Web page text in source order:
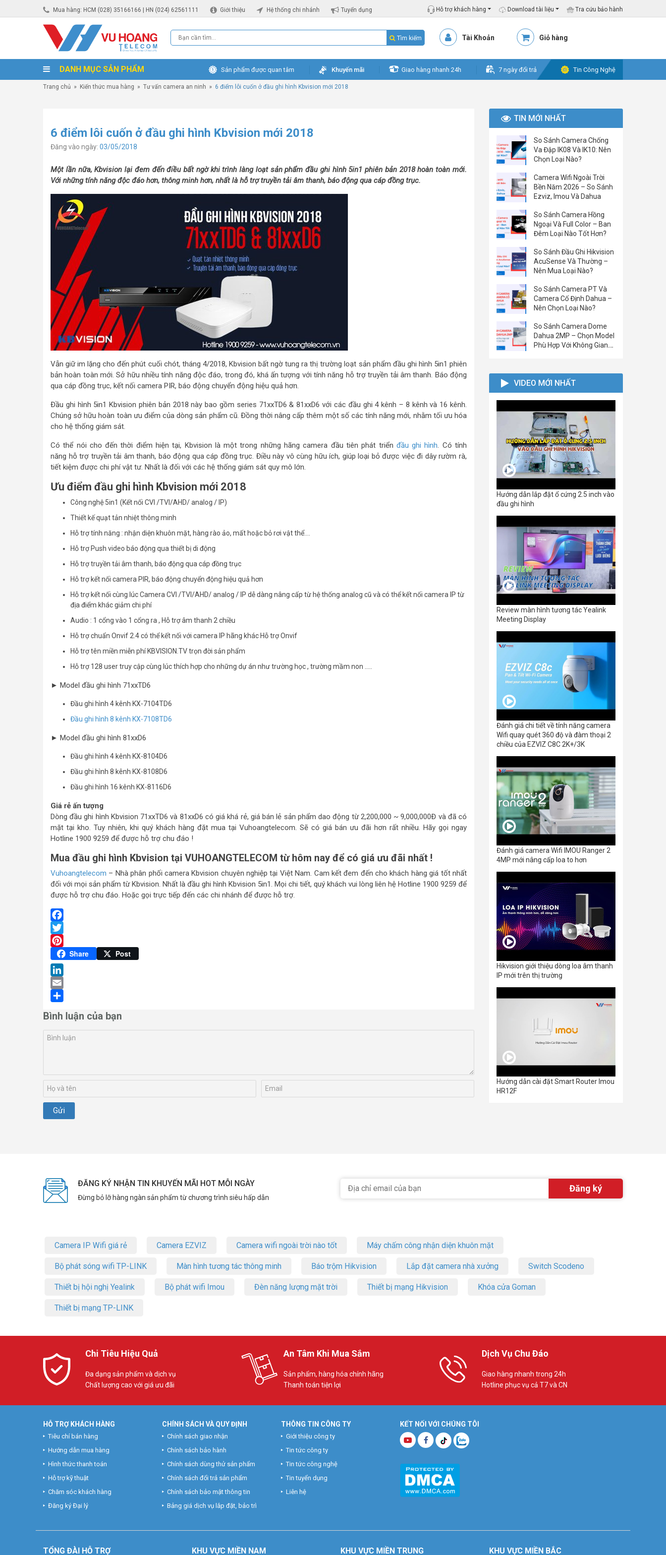
Mua hàng: HCM (028) 35166166 | HN (024) 62561111 Giới thiệu Hệ thống chi nhánh Tuyển dụng Hỗ trợ khách hàng Download tài liệu Tra cứu bảo hành
Tìm kiếm Tài Khoản Giỏ hàng
DANH MỤC SẢN PHẨM Sản phẩm được quan tâm Khuyến mãi Giao hàng nhanh 24h 7 ngày đổi trả Tin Công Nghệ
Trang chủ » Kiến thức mua hàng » Tư vấn camera an ninh » 6 điểm lôi cuốn ở đầu ghi hình Kbvision mới 2018
6 điểm lôi cuốn ở đầu ghi hình Kbvision mới 2018
Đăng vào ngày: 03/05/2018
​Một lần nữa, Kbvision lại đem đến điều bất ngờ khi trình làng loạt sản phẩm đầu ghi hình 5in1 phiên bản 2018 hoàn toàn mới.
Với những tính năng độc đáo hơn, thông minh hơn, nhất là hỗ trợ truyền tải âm thanh, báo động qua cáp đồng trục.
Vẫn giữ im lặng cho đến phút cuối chót, tháng 4/2018, Kbvision bất ngờ tung ra thị trường loạt sản phẩm đầu ghi hình 5in1 phiên
bản hoàn toàn mới. Sở hữu nhiều tính năng độc đáo, trong đó, khá ấn tượng với tính năng hỗ trợ truyền tải âm thanh. Báo động
qua cáp đồng trục, kết nối camera PIR, báo động chuyển động hiệu quả hơn.
Đầu ghi hình 5in1 Kbvision phiên bản 2018 này bao gồm series 71xxTD6 & 81xxD6 với các đầu ghi 4 kênh – 8 kênh và 16 kênh.
Chúng sở hữu hoàn toàn ưu điểm của dòng sản phẩm cũ. Đồng thời nâng cấp thêm một số các tính năng mới, nhằm tối ưu hóa
cho hệ thống giám sát.
Có thể nói cho đến thời điểm hiện tại, Kbvision là một trong những hãng camera đầu tiên phát triển đầu ghi hình. Có tính
năng hỗ trợ truyền tải âm thanh, báo động qua cáp đồng trục. Điều này vô cùng hữu ích, giúp loại bỏ được việc đi dây rườm rà,
tiết kiệm được chi phí vật tư. Nhất là đối với các hệ thống giám sát quy mô lớn.
Ưu điểm đầu ghi hình Kbvision mới 2018
Công nghệ 5in1 (Kết nối CVI /TVI/AHD/ analog / IP)
Thiết kế quạt tản nhiệt thông minh
Hỗ trợ tính năng : nhận diện khuôn mặt, hàng rào ảo, mất hoặc bỏ rơi vật thể….
Hỗ trợ Push video báo động qua thiết bị di động
Hỗ trợ truyền tải âm thanh, báo động qua cáp đồng trục
Hỗ trợ kết nối camera PIR, báo động chuyển động hiệu quả hơn
Hỗ trợ kết nối cùng lúc Camera CVI /TVI/AHD/ analog / IP dễ dàng nâng cấp từ hệ thống analog cũ và có thể kết nối camera IP từ
địa điểm khác giảm chi phí
Audio : 1 cổng vào 1 cổng ra , Hỗ trợ âm thanh 2 chiều
Hỗ trợ chuẩn Onvif 2.4 có thể kết nối với camera IP hãng khác Hỗ trợ Onvif
Hỗ trợ tên miền miễn phí KBVISION.TV trọn đời sản phẩm
Hỗ trợ 128 user truy cập cùng lúc thích hợp cho những dự án như trường học , trường mầm non …..
► Model đầu ghi hình 71xxTD6
Đầu ghi hình 4 kênh KX-7104TD6
Đầu ghi hình 8 kênh KX-7108TD6
► Model đầu ghi hình 81xxD6
Đầu ghi hình 4 kênh KX-8104D6
Đầu ghi hình 8 kênh KX-8108D6
Đầu ghi hình 16 kênh KX-8116D6
Giá rẻ ấn tượng
Dòng đầu ghi hình Kbvision 71xxTD6 và 81xxD6 có giá khá rẻ, giá bán lẻ sản phẩm dao động từ 2,200,000 ~ 9,000,000Đ và đã có
mặt tại kho. Tuy nhiên, khi quý khách hàng đặt mua tại Vuhoangtelecom. Sẽ có giá bán ưu đãi hơn rất nhiều. Hãy gọi ngay
Hotline 1900 9259 để được hỗ trợ chu đáo !
Mua đầu ghi hình Kbvision tại VUHOANGTELECOM từ hôm nay để có giá ưu đãi nhất !
Vuhoangtelecom – Nhà phân phối camera Kbvision chuyên nghiệp tại Việt Nam. Cam kết đem đến cho khách hàng giá tốt nhất
đối với mọi sản phẩm từ Kbvision. Nhất là đầu ghi hình Kbvision 5in1. Mọi chi tiết, quý khách vui lòng liên hệ Hotline 1900 9259 để
được hỗ trợ chu đáo. Hoặc gọi trực tiếp đến các chi nhánh để được hỗ trợ.
Facebook
Twitter
Pinterest
Share Post
LinkedIn
Email
Bình luận của bạn
TIN MỚI NHẤT
So Sánh Camera Chống
Va Đập IK08 Và IK10: Nên
Chọn Loại Nào?
Camera Wifi Ngoài Trời
Bền Năm 2026 – So Sánh
Ezviz, Imou Và Dahua
So Sánh Camera Hồng
Ngoại Và Full Color – Ban
Đêm Loại Nào Tốt Hơn?
So Sánh Đầu Ghi Hikvision
AcuSense Và Thường –
Nên Mua Loại Nào?
So Sánh Camera PT Và
Camera Cố Định Dahua –
Nên Chọn Loại Nào?
So Sánh Camera Dome
Dahua 2MP – Chọn Model
Phù Hợp Với Không Gian
VIDEO MỚI NHẤT
Hướng dẫn lắp đặt ổ cứng 2.5 inch vào
đầu ghi hình
Review màn hình tương tác Yealink
Meeting Display
Đánh giá chi tiết về tính năng camera
Wifi quay quét 360 độ và đàm thoại 2
chiều của EZVIZ C8C 2K+/3K
Đánh giá camera Wifi IMOU Ranger 2
4MP mới nâng cấp loa to hơn
Hikvision giới thiệu dòng loa âm thanh
IP mới trên thị trường
Hướng dẫn cài đặt Smart Router Imou
HR12F
ĐĂNG KÝ NHẬN TIN KHUYẾN MÃI HOT MỖI NGÀY
Đừng bỏ lỡ hàng ngàn sản phẩm từ chương trình siêu hấp dẫn
Camera IP Wifi giá rẻ Camera EZVIZ Camera wifi ngoài trời nào tốt Máy chấm công nhận diện khuôn mặt
Bộ phát sóng wifi TP-LINK Màn hình tương tác thông minh Báo trộm Hikvision Lắp đặt camera nhà xưởng Switch Scodeno
Thiết bị hội nghị Yealink Bộ phát wifi Imou Đèn năng lượng mặt trời Thiết bị mạng Hikvision Khóa cửa Goman
Thiết bị mạng TP-LINK
Chi Tiêu Hiệu Quả
Đa dạng sản phẩm và dịch vụ
Chất lượng cao với giá ưu đãi
An Tâm Khi Mua Sắm
Sản phẩm, hàng hóa chính hãng
Thanh toán tiện lợi
Dịch Vụ Chu Đáo
Giao hàng nhanh trong 24h
Hotline phục vụ cả T7 và CN
KẾT NỐI VỚI CHÚNG TÔI
HỖ TRỢ KHÁCH HÀNG
Tiêu chí bán hàng
Hướng dẫn mua hàng
Hình thức thanh toán
Hỗ trợ kỹ thuật
Chăm sóc khách hàng
Đăng ký Đại lý
CHÍNH SÁCH VÀ QUY ĐỊNH
Chính sách giao nhận
Chính sách bảo hành
Chính sách dùng thử sản phẩm
Chính sách đổi trả sản phẩm
Chính sách bảo mật thông tin
Bảng giá dịch vụ lắp đặt, bảo trì
THÔNG TIN CÔNG TY
Giới thiệu công ty
Tin tức công ty
Tin tức công nghệ
Tin tuyển dụng
Liên hệ
TỔNG ĐÀI HỖ TRỢ KHU VỰC MIỀN NAM KHU VỰC MIỀN TRUNG KHU VỰC MIỀN BẮC